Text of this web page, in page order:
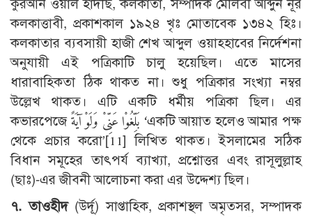
কুরআন ওয়াল হাদীছ, কলকাতা, সম্পাদক মৌলবী আব্দুন নূর
কলকাত্তাবী, প্রকাশকাল ১৯২৪ খৃঃ মোতাবেক ১৩৪২ হিঃ।
কলকাতার ব্যবসায়ী হাজী শেখ আব্দুল ওয়াহ্হাবের নির্দেশনা
অনুযায়ী এই পত্রিকাটি চালু হয়েছিল। এতে মাসের
ধারাবাহিকতা ঠিক থাকত না। শুধু পত্রিকার সংখ্যা নম্বর
উল্লেখ থাকত। এটি একটি ধর্মীয় পত্রিকা ছিল। এর
কভারপেজে بَلِّغُوْا عَنِّىْ وَلَوْ آيَةً ‘একটি আয়াত হলেও আমার পক্ষ
থেকে প্রচার করো’[11] লিখিত থাকত। ইসলামের সঠিক
বিধান সমূহের তাৎপর্য ব্যাখ্যা, প্রশ্নোত্তর এবং রাসূলুল্লাহ
(ছাঃ)-এর জীবনী আলোচনা করা এর উদ্দেশ্য ছিল।
৭. তাওহীদ(উর্দূ) সাপ্তাহিক, প্রকাশস্থল অমৃতসর, সম্পাদক